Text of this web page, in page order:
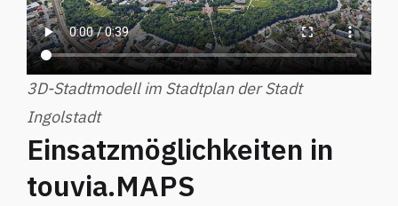
3D-Stadtmodell im Stadtplan der Stadt
Ingolstadt
Einsatzmöglichkeiten in
touvia.MAPS